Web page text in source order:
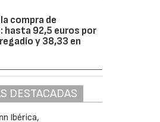
compra de
92,5 euros por
y 38,33 en
DESTACADAS